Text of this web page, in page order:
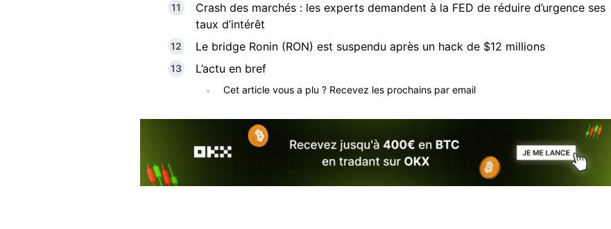
Crash des marchés : les experts demandent à la FED de réduire d’urgence ses
taux d’intérêt
Le bridge Ronin (RON) est suspendu après un hack de $12 millions
L’actu en bref
Cet article vous a plu ? Recevez les prochains par email